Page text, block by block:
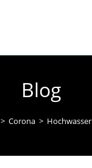
Blog
> Corona > Hochwasser